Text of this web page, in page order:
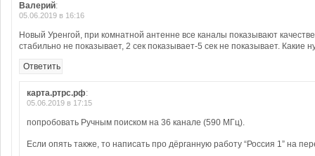
Валерий:
05.06.2019 в 16:16
Новый Уренгой, при комнатной антенне все каналы показывают
стабильно не показывает, 2 сек показывает-5 сек не показывает. Какие
Ответить
карта.ртрс.рф:
05.06.2019 в 17:15
попробовать Ручным поиском на 36 канале (590 МГц).
Если опять также, то написать про дёрганную работу “Россия 1” на